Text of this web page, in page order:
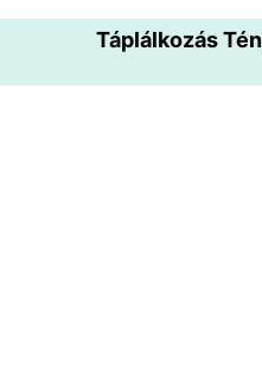
Egészségügyi
Közegészségügy És
Táplálkozás